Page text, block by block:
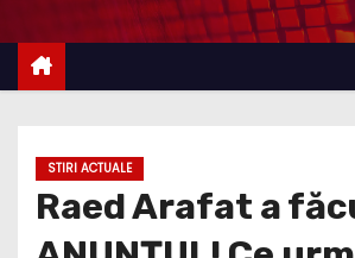
STIRI ACTUALE
Raed Arafat a